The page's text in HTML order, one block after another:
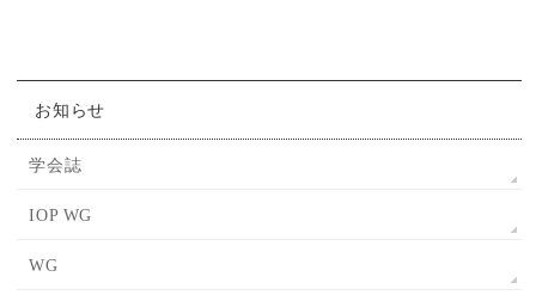
お知らせ
学会誌
IOP WG
WG